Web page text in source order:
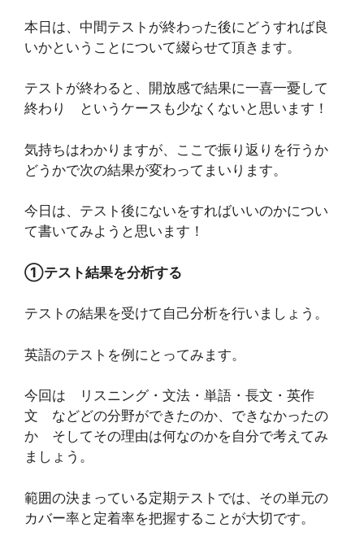
本日は、中間テストが終わった後にどうすれば良
いかということについて綴らせて頂きます。
テストが終わると、開放感で結果に一喜一憂して
終わり というケースも少なくないと思います！
気持ちはわかりますが、ここで振り返りを行うか
どうかで次の結果が変わってまいります。
今日は、テスト後にないをすればいいのかについ
て書いてみようと思います！
①テスト結果を分析する
テストの結果を受けて自己分析を行いましょう。
英語のテストを例にとってみます。
今回は リスニング・文法・単語・長文・英作
文 などどの分野ができたのか、できなかったの
か そしてその理由は何なのかを自分で考えてみ
ましょう。
範囲の決まっている定期テストでは、その単元の
カバー率と定着率を把握することが大切です。